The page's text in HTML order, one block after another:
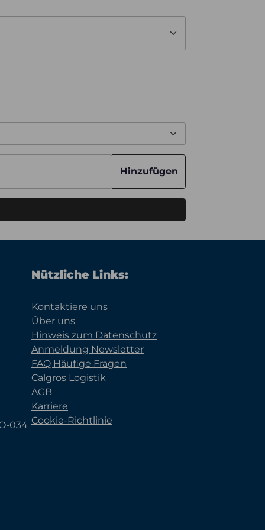
Hinzufügen
034
Nützliche Links:
Kontaktiere uns
Über uns
Hinweis zum Datenschutz
Anmeldung Newsletter
FAQ Häufige Fragen
Calgros Logistik
AGB
Karriere
Cookie-Richtlinie